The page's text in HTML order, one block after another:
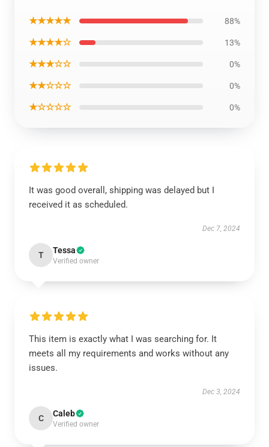
★★★★★ 88%
★★★★☆ 13%
★★★☆☆ 0%
★★☆☆☆ 0%
★☆☆☆☆ 0%
It was good overall, shipping was delayed but I
received it as scheduled.
Dec 7, 2024
T Tessa
Verified owner
This item is exactly what I was searching for. It
meets all my requirements and works without any
issues.
Dec 3, 2024
C Caleb
Verified owner